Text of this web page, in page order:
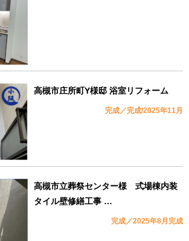
高槻市庄所町Y様邸 浴室リフォーム
完成／完成/2025年11月
高槻市立葬祭センター様 式場棟内装
タイル壁修繕工事 …
完成／2025年8月完成